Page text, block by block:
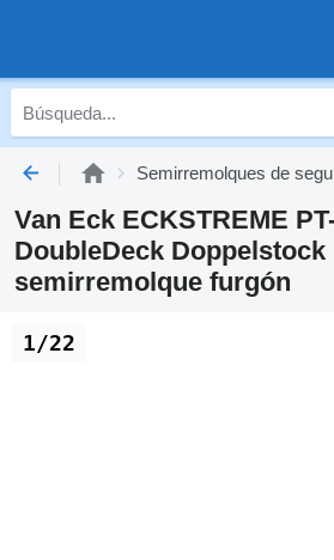
Semirremolques de
Van Eck ECKSTREME
DoubleDeck
semirremolque furgón
1/22